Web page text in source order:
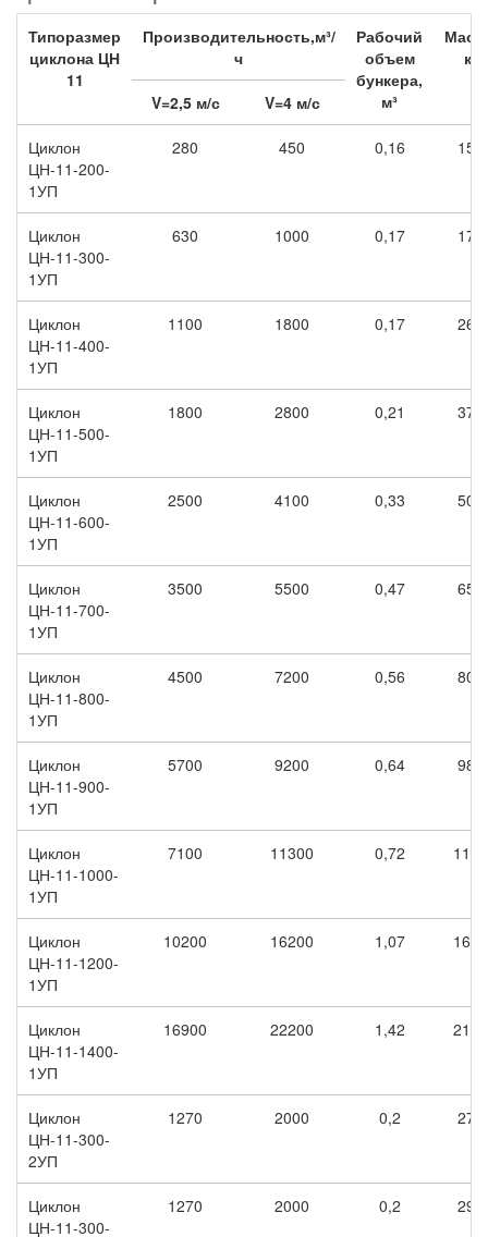
Типоразмер
циклона ЦН
11
Производительность,м³/
ч
Рабочий
объем
бункера,
м³
кг
V=2,5 м/с V=4 м/с
Циклон
ЦН-11-200-
1УП
280 450 0,16 150
Циклон
ЦН-11-300-
1УП
630 1000 0,17 170
Циклон
ЦН-11-400-
1УП
1100 1800 0,17 260
Циклон
ЦН-11-500-
1УП
1800 2800 0,21 370
Циклон
ЦН-11-600-
1УП
2500 4100 0,33 500
Циклон
ЦН-11-700-
1УП
3500 5500 0,47 650
Циклон
ЦН-11-800-
1УП
4500 7200 0,56 800
Циклон
ЦН-11-900-
1УП
5700 9200 0,64 980
Циклон
ЦН-11-1000-
1УП
7100 11300 0,72 1170
Циклон
ЦН-11-1200-
1УП
10200 16200 1,07 1600
Циклон
ЦН-11-1400-
1УП
16900 22200 1,42 2130
Циклон
ЦН-11-300-
2УП
1270 2000 0,2 270
Циклон
ЦН-11-300-
1270 2000 0,2 290